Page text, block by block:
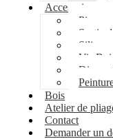
Accessoires
Pipeco
Sortie
Vis Bois
Disque
Bois
Atelier de
Contact
Demander un